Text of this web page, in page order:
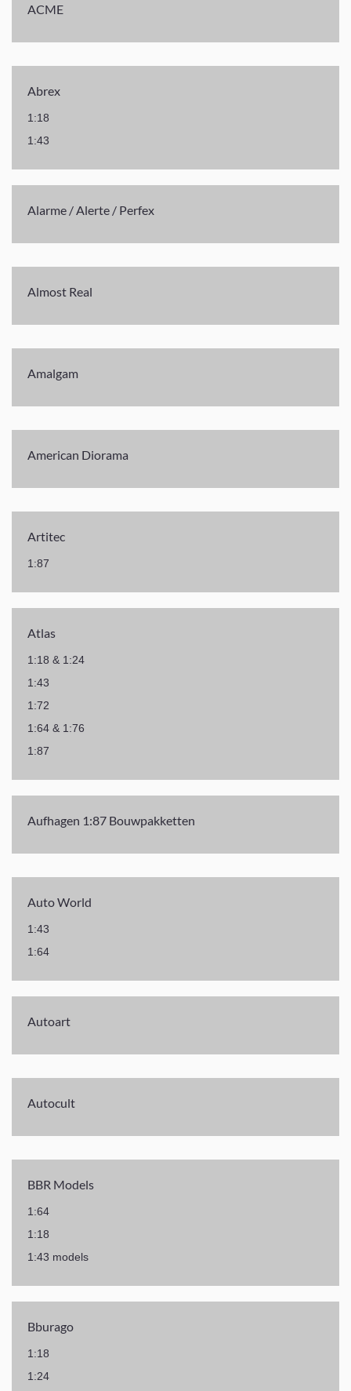
ACME
Abrex
1:18
1:43
Alarme / Alerte / Perfex
Almost Real
Amalgam
American Diorama
Artitec
1:87
Atlas
1:18 & 1:24
1:43
1:72
1:64 & 1:76
1:87
Aufhagen 1:87 Bouwpakketten
Auto World
1:43
1:64
Autoart
Autocult
BBR Models
1:64
1:18
1:43 models
Bburago
1:18
1:24